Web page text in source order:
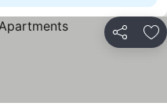
Partilhar